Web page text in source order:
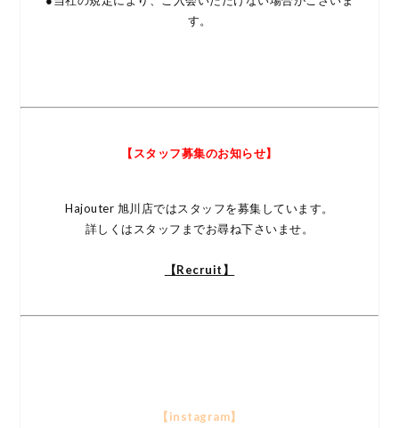
す。
【スタッフ募集のお知らせ】
Hajouter 旭川店ではスタッフを募集しています。
詳しくはスタッフまでお尋ね下さいませ。
【Recruit】
【instagram】